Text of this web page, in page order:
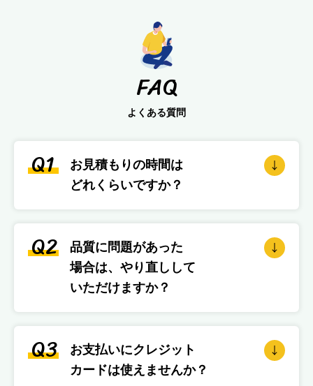
FAQ
よくある質問
Q1
お見積もりの時間は
どれくらいですか？
Q2
品質に問題があった
場合は、やり直しして
いただけますか？
Q3
お支払いにクレジット
カードは使えませんか？